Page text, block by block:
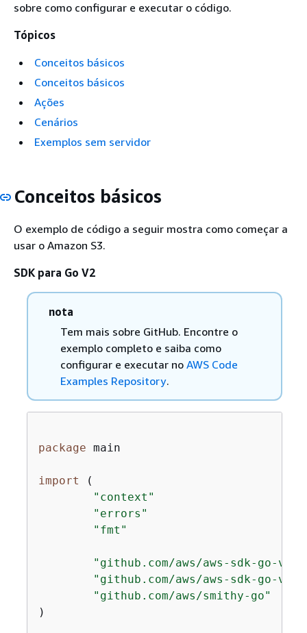
sobre como configurar e executar o código.
Tópicos
Conceitos básicos
Conceitos básicos
Ações
Cenários
Exemplos sem servidor
Conceitos básicos
O exemplo de código a seguir mostra como começar a
usar o Amazon S3.
SDK para Go V2
nota
Tem mais sobre GitHub. Encontre o
exemplo completo e saiba como
configurar e executar no AWS Code
Examples Repository.
package main
import (
"context"
"errors"
"fmt"
"github.com/aws/aws-sdk-go-v2/
"github.com/aws/aws-sdk-go-
"github.com/aws/smithy-go"
)